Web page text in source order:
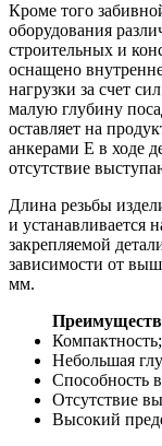
Кроме того
оборудования
строительных и
оснащено
нагрузки за счет
малую глубину
оставляет на
анкерами Е в ходе
отсутствие
Длина резьбы
и устанавливается
закрепляемой
зависимости от
мм.
Компактность;
Небольшая
Способность
Отсутствие
Высокий